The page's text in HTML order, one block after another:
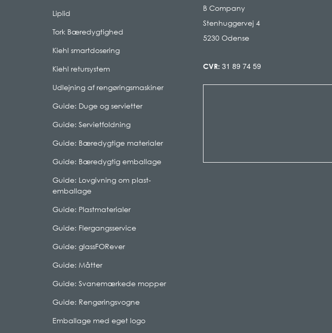
Liplid
Tork Bæredygtighed
Kiehl smartdosering
Kiehl retursystem
Udlejning af rengøringsmaskiner
Guide: Duge og servietter
Guide: Servietfoldning
Guide: Bæredygtige materialer
Guide: Bæredygtig emballage
Guide: Lovgivning om plast-
emballage
Guide: Plastmaterialer
Guide: Flergangsservice
Guide: glassFORever
Guide: Måtter
Guide: Svanemærkede mopper
Guide: Rengøringsvogne
Emballage med eget logo
B Company
Stenhuggervej 4
5230 Odense
CVR: 31 89 74 59